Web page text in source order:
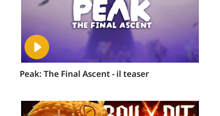
Peak: The Final Ascent - il teaser